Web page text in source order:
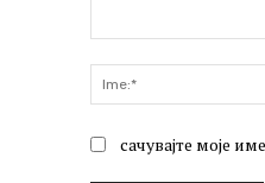
сачувајте моје